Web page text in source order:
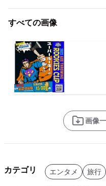
すべての画像
画像
カテゴリ エンタメ 旅行